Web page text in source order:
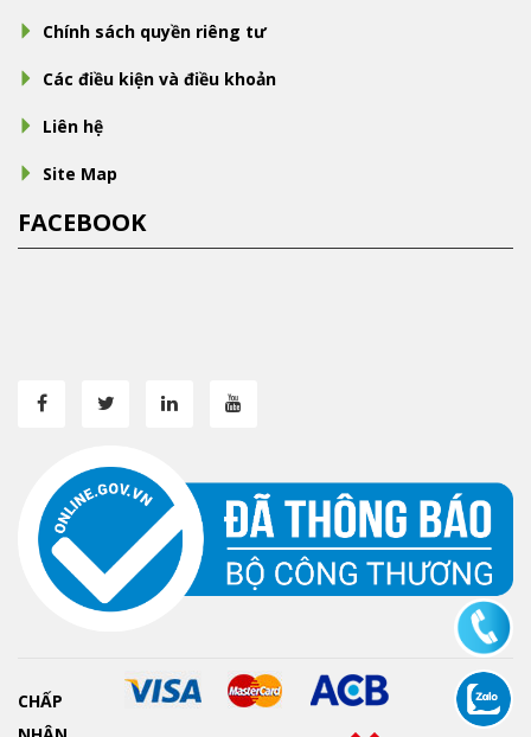
Chính sách quyền riêng tư
Các điều kiện và điều khoản
Liên hệ
Site Map
FACEBOOK
CHẤP